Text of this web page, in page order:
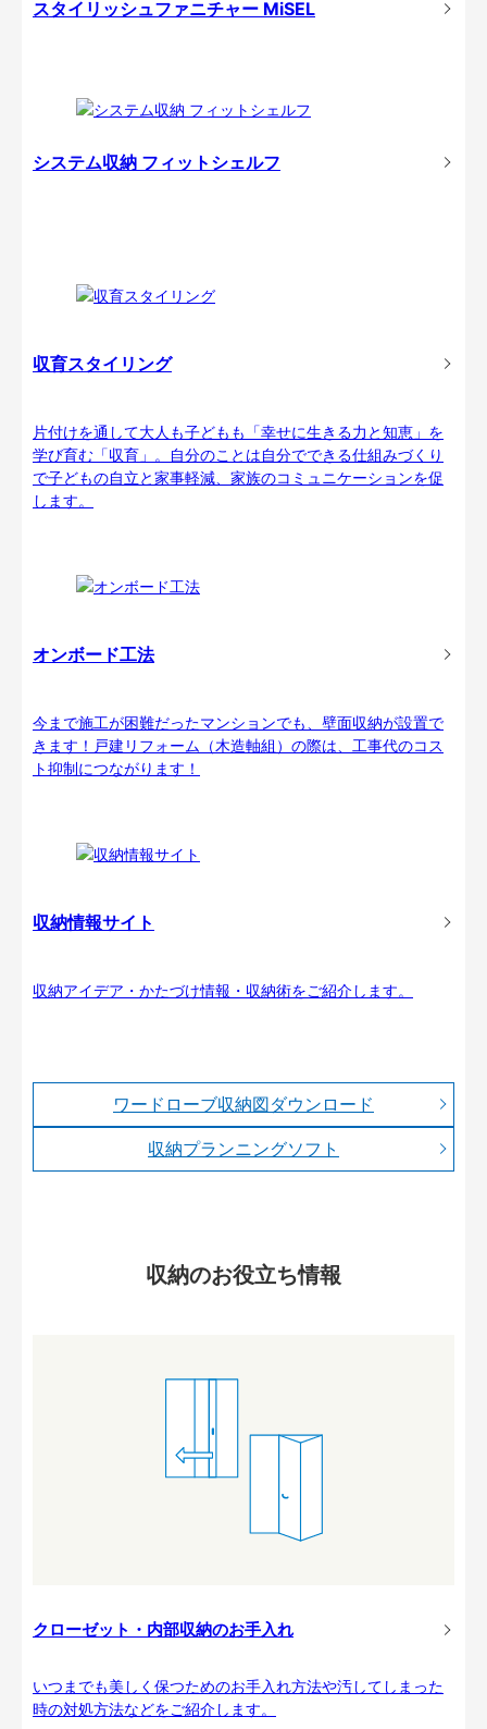
スタイリッシュファニチャー MiSEL
システム収納 フィットシェルフ
収育スタイリング
片付けを通して大人も子どもも「幸せに生きる力と知恵」を
学び育む「収育」。自分のことは自分でできる仕組みづくり
で子どもの自立と家事軽減、家族のコミュニケーションを促
します。
オンボード工法
今まで施工が困難だったマンションでも、壁面収納が設置で
きます！戸建リフォーム（木造軸組）の際は、工事代のコス
ト抑制につながります！
収納情報サイト
収納アイデア・かたづけ情報・収納術をご紹介します。
ワードローブ収納図ダウンロード
収納プランニングソフト
収納のお役立ち情報
クローゼット・内部収納のお手入れ
いつまでも美しく保つためのお手入れ方法や汚してしまった
時の対処方法などをご紹介します。